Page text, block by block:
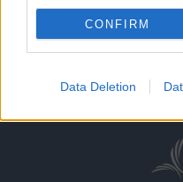
CONFIRM
Data Deletion
©
impresszum
jogi